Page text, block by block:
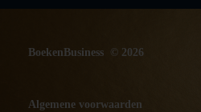
BoekenBusiness © 2026
Algemene voorwaarden